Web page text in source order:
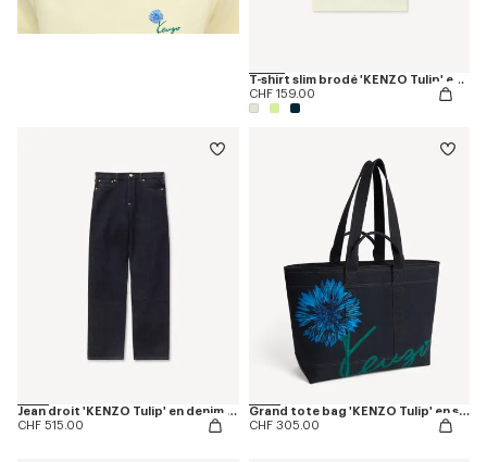
T-shirt slim brodé 'KENZO Tulip' en coton
CHF 159.00
Jean droit 'KENZO Tulip' en denim japonais
CHF 515.00
Grand tote bag 'KENZO Tulip' en sergé façon denim
CHF 305.00